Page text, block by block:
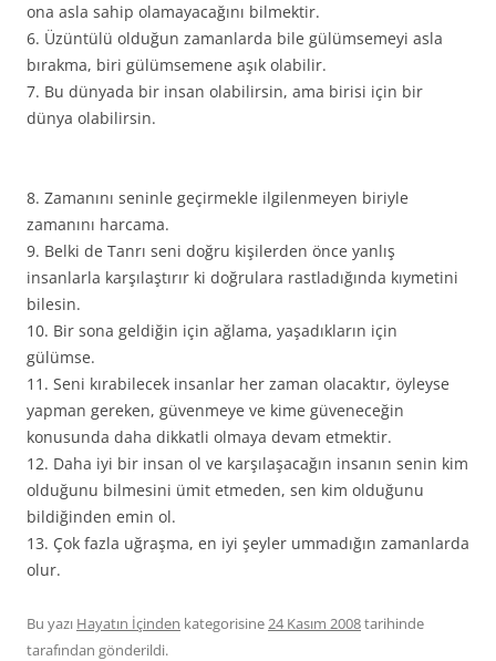
ona asla sahip olamayacağını bilmektir.
6. Üzüntülü olduğun zamanlarda bile gülümsemeyi asla
bırakma, biri gülümsemene aşık olabilir.
7. Bu dünyada bir insan olabilirsin, ama birisi için bir
dünya olabilirsin.
8. Zamanını seninle geçirmekle ilgilenmeyen biriyle
zamanını harcama.
9. Belki de Tanrı seni doğru kişilerden önce yanlış
insanlarla karşılaştırır ki doğrulara rastladığında kıymetini
bilesin.
10. Bir sona geldiğin için ağlama, yaşadıkların için
gülümse.
11. Seni kırabilecek insanlar her zaman olacaktır, öyleyse
yapman gereken, güvenmeye ve kime güveneceğin
konusunda daha dikkatli olmaya devam etmektir.
12. Daha iyi bir insan ol ve karşılaşacağın insanın senin kim
olduğunu bilmesini ümit etmeden, sen kim olduğunu
bildiğinden emin ol.
13. Çok fazla uğraşma, en iyi şeyler ummadığın zamanlarda
olur.
Bu yazı Hayatın İçinden kategorisine24 Kasım 2008tarihinde
tarafından gönderildi.